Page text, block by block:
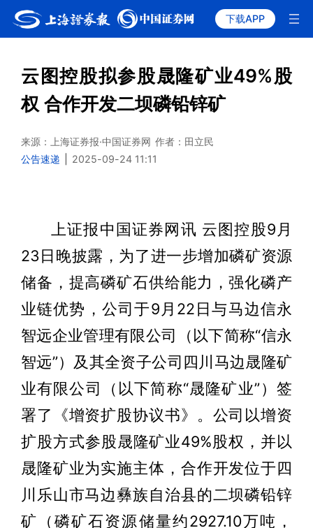
下载APP
云图控股拟参股晟隆矿业49%股
权 合作开发二坝磷铅锌矿
来源：上海证券报·中国证券网 作者：田立民
公告速递
2025-09-24 11:11
上证报中国证券网讯 云图控股9月
23日晚披露，为了进一步增加磷矿资源
储备，提高磷矿石供给能力，强化磷产
业链优势，公司于9月22日与马边信永
智远企业管理有限公司（以下简称“信永
智远”）及其全资子公司四川马边晟隆矿
业有限公司（以下简称“晟隆矿业”）签
署了《增资扩股协议书》。公司以增资
扩股方式参股晟隆矿业49%股权，并以
晟隆矿业为实施主体，合作开发位于四
川乐山市马边彝族自治县的二坝磷铅锌
矿（磷矿石资源储量约2927.10万吨，